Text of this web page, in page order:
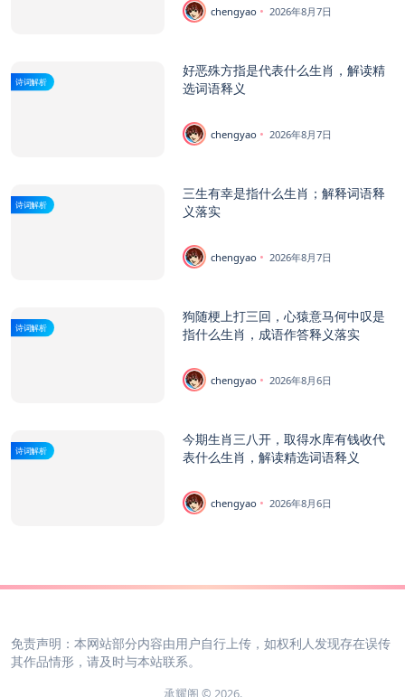
chengyao 2026年8月7日
诗词解析
好恶殊方指是代表什么生肖，解读精
选词语释义
chengyao 2026年8月7日
诗词解析
三生有幸是指什么生肖；解释词语释
义落实
chengyao 2026年8月7日
诗词解析
狗随梗上打三回，心猿意马何中叹是
指什么生肖，成语作答释义落实
chengyao 2026年8月6日
诗词解析
今期生肖三八开，取得水库有钱收代
表什么生肖，解读精选词语释义
chengyao 2026年8月6日
免责声明：本网站部分内容由用户自行上传，如权利人发现存在误传
其作品情形，请及时与本站联系。
承耀阁 © 2026.